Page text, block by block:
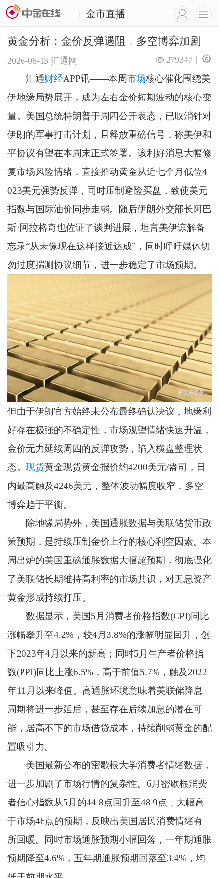
金市直播
黄金分析：金价反弹遇阻，多空博弈加剧
2026-06-13 汇通网 |
279347
汇通财经APP讯——本周市场核心催化围绕美
伊地缘局势展开，成为左右金价短期波动的核心变
量。美国总统特朗普于周四公开表态，已取消针对
伊朗的军事打击计划，且释放重磅信号，称美伊和
平协议有望在本周末正式签署。该利好消息大幅修
复市场风险情绪，直接推动黄金从近七个月低位4
023美元强势反弹，同时压制避险买盘，致使美元
指数与国际油价同步走弱。随后伊朗外交部长阿巴
斯·阿拉格奇也佐证了谈判进展，坦言美伊谅解备
忘录“从未像现在这样接近达成”，同时呼吁媒体切
勿过度揣测协议细节，进一步稳定了市场预期。
但由于伊朗官方始终未公布最终确认决议，地缘利
好存在极强的不确定性，市场观望情绪快速升温，
金价无力延续周四的反弹攻势，陷入横盘整理状
态。 现货黄金现货黄金报价约4200美元/盎司，日
内最高触及4246美元，整体波动幅度收窄，多空
博弈趋于平衡。
除地缘局势外，美国通胀数据与美联储货币政
策预期，是持续压制金价上行的核心利空因素。本
周出炉的美国重磅通胀数据大幅超预期，彻底强化
了美联储长期维持高利率的市场共识，对无息资产
黄金形成持续打压。
数据显示，美国5月消费者价格指数(CPI)同比
涨幅攀升至4.2%，较4月3.8%的涨幅明显回升，创
下2023年4月以来的新高；同时5月生产者价格指
数(PPI)同比上涨6.5%，高于前值5.7%，触及2022
年11月以来峰值。高通胀环境意味着美联储降息
周期将进一步延后，甚至存在后续加息的潜在可
能，居高不下的市场借贷成本，持续削弱黄金的配
置吸引力。
美国最新公布的密歇根大学消费者情绪数据，
进一步加剧了市场行情的复杂性。6月密歇根消费
者信心指数从5月的44.8点回升至48.9点，大幅高
于市场46点的预期，反映出美国居民消费情绪有
所回暖。同时市场通胀预期小幅回落，一年期通胀
预期降至4.6%，五年期通胀预期回落至3.4%，均